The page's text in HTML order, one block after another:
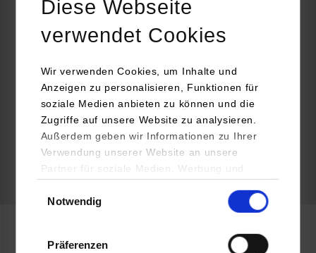
Diese Webseite
verwendet Cookies
Wir verwenden Cookies, um Inhalte und
Anzeigen zu personalisieren, Funktionen für
soziale Medien anbieten zu können und die
Zugriffe auf unsere Website zu analysieren.
Außerdem geben wir Informationen zu Ihrer
Verwendung unserer Website an unsere
Partner für soziale Medien, Werbung und
YouTube, Google Maps) führen diese
Daten zusammen, die Sie ihnen bereitgestellt
haben oder die sie im Rahmen Ihrer Nutzung
Notwendig
Präferenzen
Neckarsulm
Tabea Plum
BWL-Industrie